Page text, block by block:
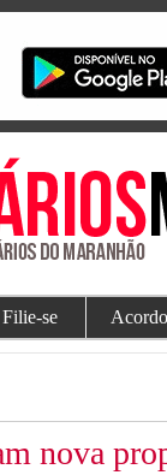
Filie-se
nova